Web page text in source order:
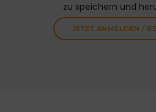
zu speichern und
JETZT ANMELDEN /